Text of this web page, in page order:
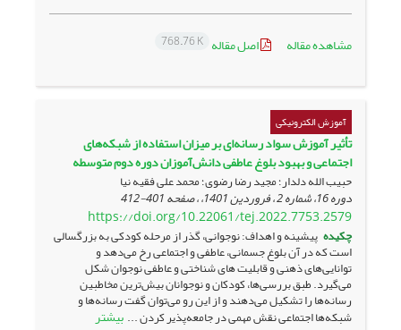
مشاهده مقاله اصل مقاله 768.76 K
آموزش الکترونیکی
تأثیر آموزش سواد رسانه‌ای بر میزان استفاده از شبکه‌های
اجتماعی و بهبود بلوغ عاطفی دانش‌آموزان دوره دوم متوسطه
حبیب الله دلدار؛ مجید رضا رضوی؛ محمد علی فقیه نیا
دوره 16، شماره 2 ، فروردین 1401، ، صفحه 401-412
https://doi.org/10.22061/tej.2022.7753.2579
چکیده پیشینه و اهداف: نوجوانی، گذر از مرحله کودکی به بزرگسالی
است که در آن بلوغ جسمانی، عاطفی و اجتماعی رخ می‌دهد و
توانایی‌های ذهنی و قابلیت های شناختی و عاطفی نوجوان شکل
می‌گیرد. طبق بررسی‌ها، کودکان و نوجوانان بیش‌ترین مخاطبین
رسانه‌ها را تشکیل می‌دهند و از این رو می‌توان گفت رسانه‌ها و
شبکه‌ها اجتماعی نقش مهمی در جامعه‌پذیر کردن ... بیشتر